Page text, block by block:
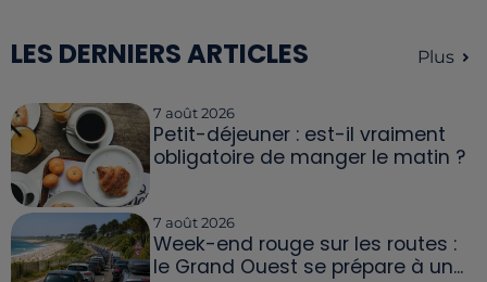
LES DERNIERS ARTICLES Plus
7 août 2026
Petit-déjeuner : est-il vraiment
obligatoire de manger le matin ?
7 août 2026
Week-end rouge sur les routes :
le Grand Ouest se prépare à un...